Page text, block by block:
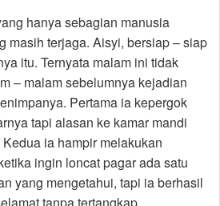
hanya sebagian manusia
masih terjaga. Aisyi, bersiap – siap
itu. Ternyata malam ini tidak
– malam sebelumnya kejadian
Pertama ia kepergok
tapi alasan ke kamar mandi
ia hampir melakukan
ingin loncat pagar ada satu
yang mengetahui, tapi ia berhasil
tanpa tertangkap.